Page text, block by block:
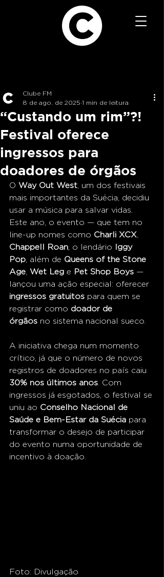
“Custando um rim”?!
Festival oferece
ingressos para
doadores de órgãos
Clube FM
8 de ago. de 2025 1 min de leitura
O Way Out West , um dos festivais
mais importantes da Suécia, decidiu
usar a música para salvar vidas.
Este ano, o evento — que tem no
line-up nomes como Charli XCX
Chappell Roan , o lendário Iggy
Pop , além de Queens of the Stone
Age Wet Leg e Pet Shop Boys —
lançou uma ação especial: oferecer
ingressos gratuitos para quem se
registrar como doador de
órgãos no sistema nacional sueco.
A iniciativa chega num momento
crítico, já que o número de novos
registros de doadores no país caiu
30% nos últimos anos . Com
ingressos já esgotados, o festival se
uniu ao Conselho Nacional de
Saúde e Bem-Estar da Suécia para
transformar o desejo de participar
do evento numa oportunidade de
incentivo à doação.
Foto: Divulgação